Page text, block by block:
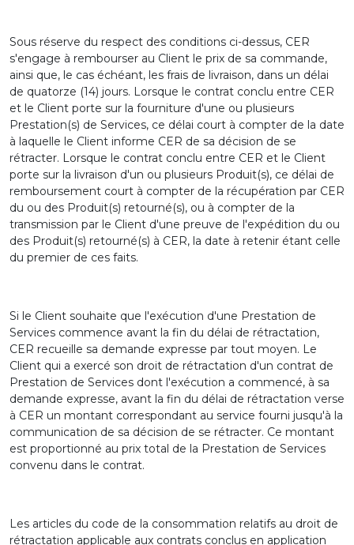
Sous réserve du respect des conditions ci-dessus, CER
s'engage à rembourser au Client le prix de sa commande,
ainsi que, le cas échéant, les frais de livraison, dans un délai
de quatorze (14) jours. Lorsque le contrat conclu entre CER
et le Client porte sur la fourniture d'une ou plusieurs
Prestation(s) de Services, ce délai court à compter de la date
à laquelle le Client informe CER de sa décision de se
rétracter. Lorsque le contrat conclu entre CER et le Client
porte sur la livraison d'un ou plusieurs Produit(s), ce délai de
remboursement court à compter de la récupération par CER
du ou des Produit(s) retourné(s), ou à compter de la
transmission par le Client d'une preuve de l'expédition du ou
des Produit(s) retourné(s) à CER, la date à retenir étant celle
du premier de ces faits.
Si le Client souhaite que l'exécution d'une Prestation de
Services commence avant la fin du délai de rétractation,
CER recueille sa demande expresse par tout moyen. Le
Client qui a exercé son droit de rétractation d'un contrat de
Prestation de Services dont l'exécution a commencé, à sa
demande expresse, avant la fin du délai de rétractation verse
à CER un montant correspondant au service fourni jusqu'à la
communication de sa décision de se rétracter. Ce montant
est proportionné au prix total de la Prestation de Services
convenu dans le contrat.
Les articles du code de la consommation relatifs au droit de
rétractation applicable aux contrats conclus en application